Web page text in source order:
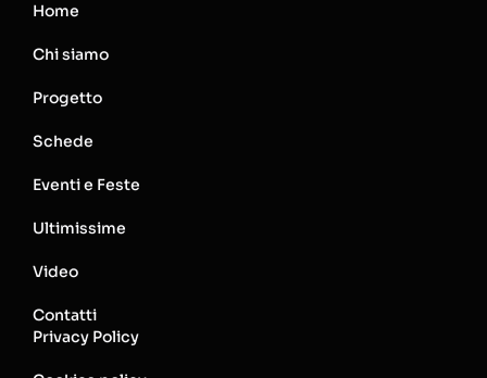
Home
Chi siamo
Progetto
Schede
Eventi e Feste
Ultimissime
Video
Contatti
Privacy Policy